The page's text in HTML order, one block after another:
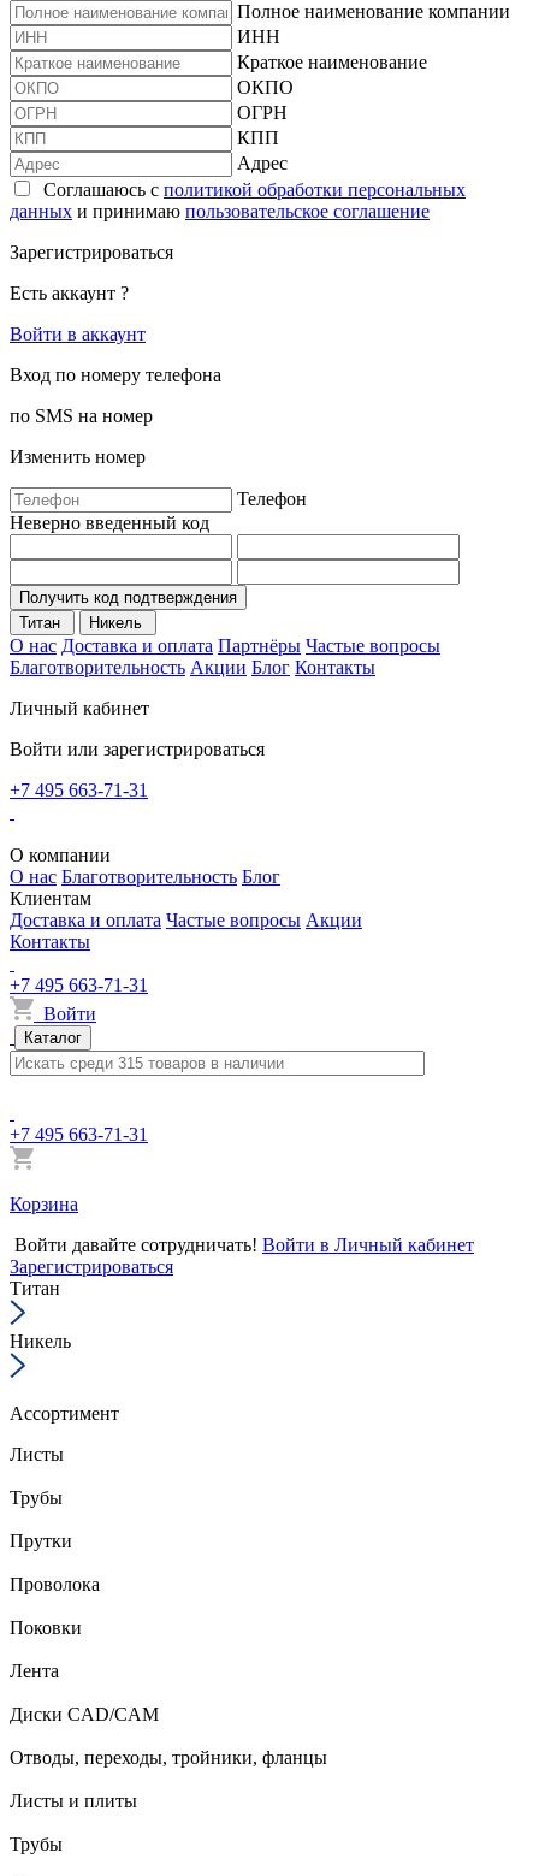
Полное наименование компании
ИНН
Краткое наименование
ОКПО
ОГРН
КПП
Адрес
Соглашаюсь с политикой обработки персональных
данных и принимаю пользовательское соглашение
Зарегистрироваться
Есть аккаунт ?
Войти в аккаунт
Вход по номеру телефона
по SMS на номер
Изменить номер
Телефон
Неверно введенный код
Получить код подтверждения
Титан
Никель
О нас Доставка и оплата Партнёры Частые вопросы
Благотворительность Акции Блог Контакты
Личный кабинет
Войти или зарегистрироваться
+7 495 663-71-31
О компании
О нас Благотворительность Блог
Клиентам
Доставка и оплата Частые вопросы Акции
Контакты
+7 495 663-71-31
Войти
Каталог
+7 495 663-71-31
Корзина
Войти давайте сотрудничать! Войти в Личный кабинет
Зарегистрироваться
Титан
Никель
Ассортимент
Листы
Трубы
Прутки
Проволока
Поковки
Лента
Диски CAD/CAM
Отводы, переходы, тройники, фланцы
Листы и плиты
Трубы